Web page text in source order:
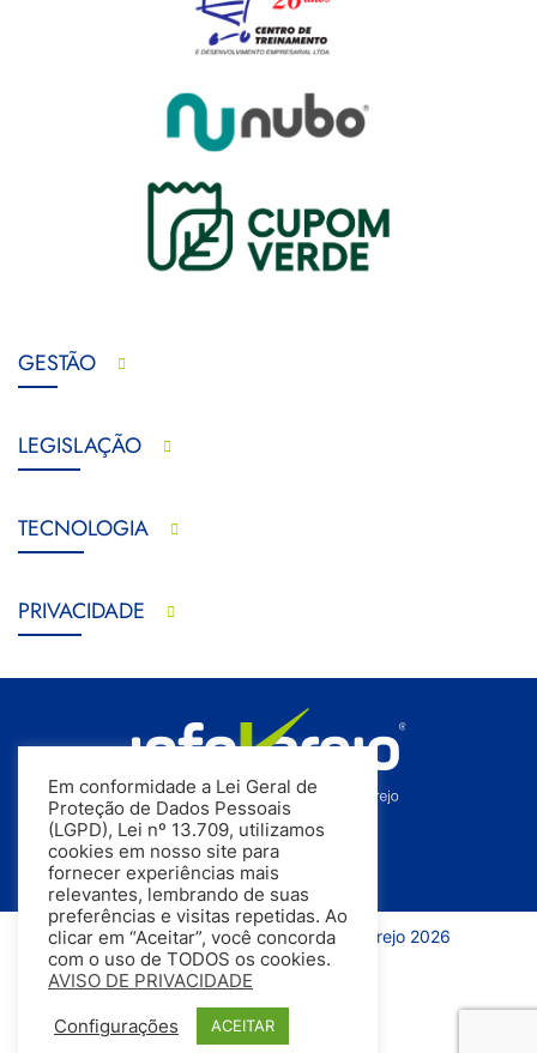
GESTÃO
LEGISLAÇÃO
TECNOLOGIA
PRIVACIDADE
Todos os direitos reservados | InfoVarejo 2026
Em conformidade a Lei Geral de
Proteção de Dados Pessoais
(LGPD), Lei nº 13.709, utilizamos
cookies em nosso site para
fornecer experiências mais
relevantes, lembrando de suas
preferências e visitas repetidas. Ao
clicar em “Aceitar”, você concorda
com o uso de TODOS os cookies.
AVISO DE PRIVACIDADE
Configurações ACEITAR